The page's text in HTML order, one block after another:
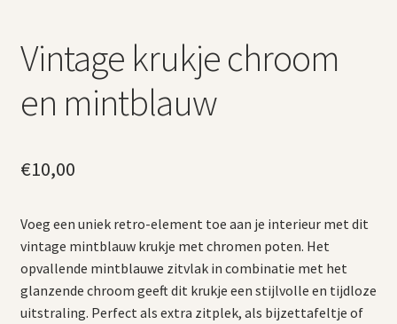
Vintage krukje chroom
en mintblauw
€10,00
Voeg een uniek retro-element toe aan je interieur met dit
vintage mintblauw krukje met chromen poten. Het
opvallende mintblauwe zitvlak in combinatie met het
glanzende chroom geeft dit krukje een stijlvolle en tijdloze
uitstraling. Perfect als extra zitplek, als bijzettafeltje of